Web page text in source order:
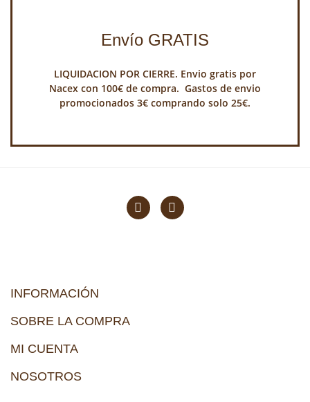
Envío GRATIS
LIQUIDACION POR CIERRE. Envio gratis por
Nacex con 100€ de compra. Gastos de envio
promocionados 3€ comprando solo 25€.
INFORMACIÓN
SOBRE LA COMPRA
MI CUENTA
NOSOTROS